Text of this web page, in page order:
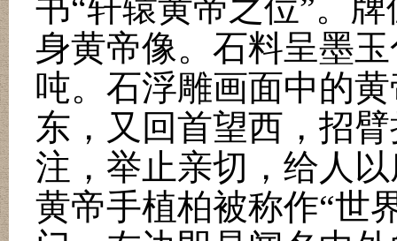
书“轩辕黄帝之位”。
身黄帝像。石料呈墨
吨。石浮雕画面中的
东，又回首望西，招
注，举止亲切，给人
黄帝手植柏被称作“世